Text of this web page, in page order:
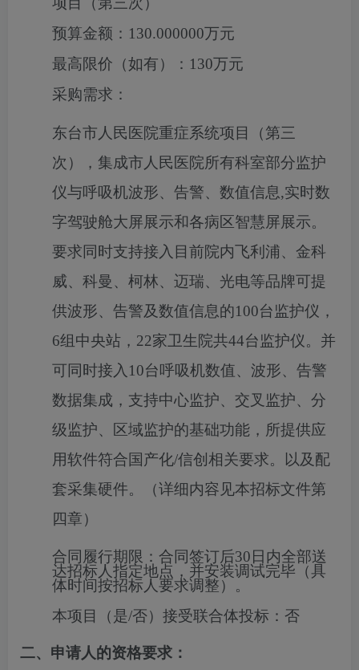
预算金额： 130.000000万元
最高限价（如有）： 130万元
采购需求：
东台市人民医院重症系统项目（第三
次），集成市人民医院所有科室部分监护
仪与呼吸机波形、告警、数值信息,实时数
字驾驶舱大屏展示和各病区智慧屏展示。
要求同时支持接入目前院内飞利浦、金科
威、科曼、柯林、迈瑞、光电等品牌可提
供波形、告警及数值信息的100台监护仪，
6组中央站，22家卫生院共44台监护仪。并
可同时接入10台呼吸机数值、波形、告警
数据集成，支持中心监护、交叉监护、分
级监护、区域监护的基础功能，所提供应
用软件符合国产化/信创相关要求。
以及 配
套采集硬件。
（详细内容见本招标文件第
四章）
合同履行期限： 合同签订后30日内全部送
达招标人指定地点，并安装调试完毕（具
体时间按招标人要求调整）。
本项目（是/否）接受联合体投标： 否
二、申请人的资格要求：